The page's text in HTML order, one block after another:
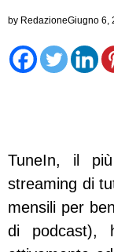
by RedazioneGiugno 6,
TuneIn, il
streaming di
mensili per
di podcast),